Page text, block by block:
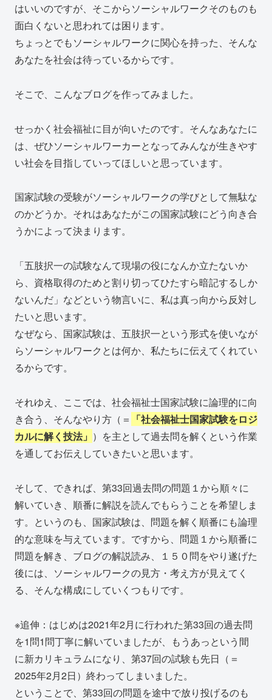
はいいのですが、そこからソーシャルワークそのものも
面白くないと思われては困ります。
ちょっとでもソーシャルワークに関心を持った、そんな
あなたを社会は待っているからです。
そこで、こんなブログを作ってみました。
せっかく社会福祉に目が向いたのです。そんなあなたに
は、ぜひソーシャルワーカーとなってみんなが生きやす
い社会を目指していってほしいと思っています。
国家試験の受験がソーシャルワークの学びとして無駄な
のかどうか。それはあなたがこの国家試験にどう向き合
うかによって決まります。
「五肢択一の試験なんて現場の役になんか立たないか
ら、資格取得のためと割り切ってひたすら暗記するしか
ないんだ」などという物言いに、私は真っ向から反対し
たいと思います。
なぜなら、国家試験は、五肢択一という形式を使いなが
らソーシャルワークとは何か、私たちに伝えてくれてい
るからです。
それゆえ、ここでは、社会福祉士国家試験に論理的に向
き合う、そんなやり方（＝ 「社会福祉士国家試験をロジ
カルに解く技法」 ）を主として過去問を解くという作業
を通してお伝えしていきたいと思います。
そして、できれば、第33回過去問の問題１から順々に
解いていき、順番に解説を読んでもらうことを希望しま
す。というのも、国家試験は、問題を解く順番にも論理
的な意味を与えています。ですから、問題１から順番に
問題を解き、ブログの解説読み、１５０問をやり遂げた
後には、ソーシャルワークの見方・考え方が見えてく
る、そんな構成にしていくつもりです。
※追伸：はじめは2021年2月に行われた第33回の過去問
を1問1問丁寧に解いていましたが、もうあっという間
に新カリキュラムになり、第37回の試験も先日（＝
2025年2月2日）終わってしまいました。
ということで、第33回の問題を途中で放り投げるのも